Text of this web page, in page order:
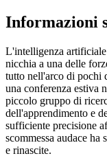
Informazioni
L'intelligenza artificiale
nicchia a una delle
tutto nell'arco di pochi
una conferenza estiva
piccolo gruppo di
dell'apprendimento e
sufficiente precisione
scommessa audace ha
e rinascite.